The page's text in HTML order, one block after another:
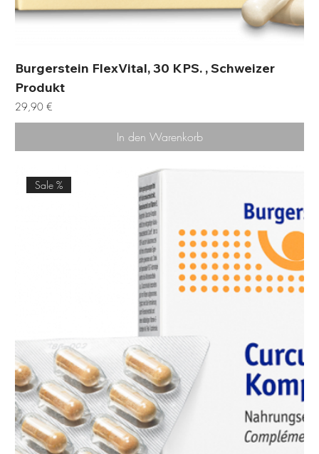
Burgerstein FlexVital, 30 KPS. , Schweizer
Produkt
Preis
29,90 €
In den Warenkorb
Sale %